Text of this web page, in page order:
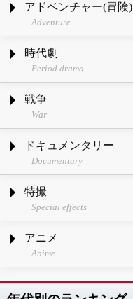
アドベンチャー(冒険)
Adventure
時代劇
Period drama
戦争
War
ドキュメンタリー
Documentary
特撮
Special effects
アニメ
Anime